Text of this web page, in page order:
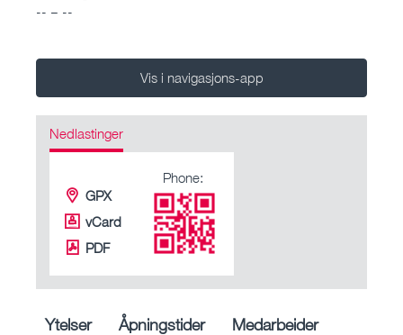
-- – --
Vis i navigasjons-app
Nedlastinger
GPX
vCard
PDF
Phone:
Ytelser Åpningstider Medarbeider